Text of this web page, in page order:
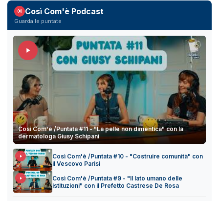
Così Com'è Podcast
Guarda le puntate
Così Com'è /Puntata #11 - "La pelle non dimentica" con la
dermatologa Giusy Schipani
Così Com'è /Puntata #10 - "Costruire comunità" con
il Vescovo Parisi
Così Com'è /Puntata #9 - "Il lato umano delle
istituzioni" con il Prefetto Castrese De Rosa